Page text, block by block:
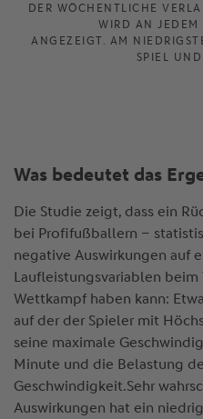
DER WÖCHENTLICHE
WIRD AN JEDEM
ANGEZEIGT. AM
SPIEL
Was bedeutet das
Die Studie zeigt, dass ein
bei Profifußballern –
negative Auswirkungen auf
Laufleistungsvariablen beim
Wettkampf haben kann:
auf der der Spieler mit
seine maximale
Minute und die Belastung
Geschwindigkeit.Sehr
Auswirkungen hat ein